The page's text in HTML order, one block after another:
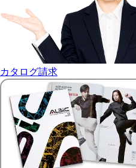
カタログ請求